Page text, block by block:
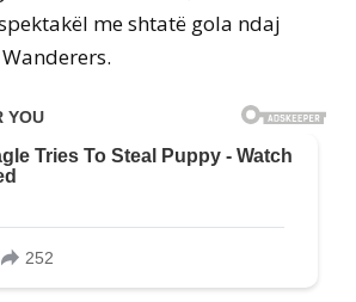
me shtatë gola ndaj